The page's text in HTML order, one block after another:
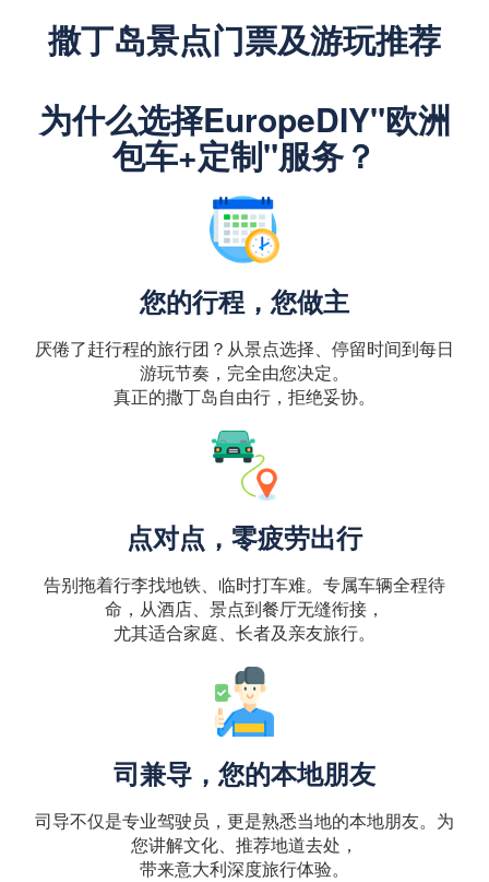
撒丁岛景点门票及游玩推荐
为什么选择EuropeDIY"欧洲
包车+定制"服务？
您的行程，您做主
厌倦了赶行程的旅行团？从景点选择、停留时间到每日
游玩节奏，完全由您决定。
真正的撒丁岛自由行，拒绝妥协。
点对点，零疲劳出行
告别拖着行李找地铁、临时打车难。专属车辆全程待
命，从酒店、景点到餐厅无缝衔接，
尤其适合家庭、长者及亲友旅行。
司兼导，您的本地朋友
司导不仅是专业驾驶员，更是熟悉当地的本地朋友。为
您讲解文化、推荐地道去处，
带来意大利深度旅行体验。